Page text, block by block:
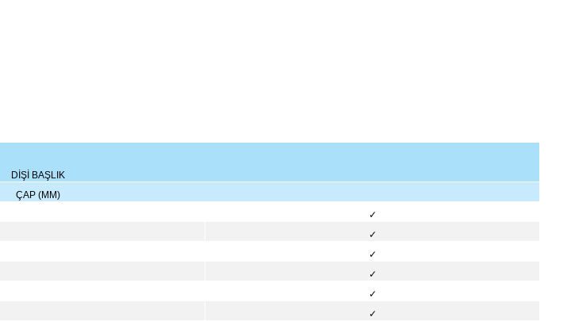
DİŞİ BAŞLIK
ÇAP (MM)
✓
✓
✓
✓
✓
✓